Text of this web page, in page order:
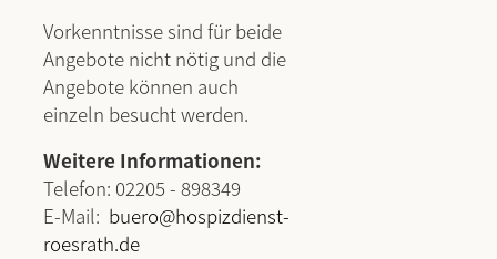
Vorkenntnisse sind für beide
Angebote nicht nötig und die
Angebote können auch
einzeln besucht werden.
Weitere Informationen:
Telefon: 02205 - 898349
E-Mail: buero@hospizdienst-
roesrath.de